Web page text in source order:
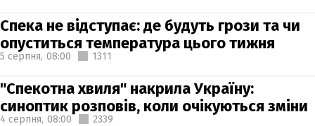
Спека не відступає: де будуть грози та чи
опуститься температура цього тижня
5 серпня, 08:00 1311
"Спекотна хвиля" накрила Україну:
синоптик розповів, коли очікуються зміни
4 серпня, 08:00 2339